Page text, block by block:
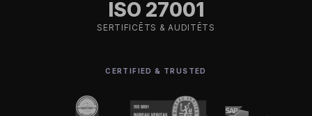
ISO 27001
SERTIFICĒTS & AUDITĒTS
CERTIFIED & TRUSTED